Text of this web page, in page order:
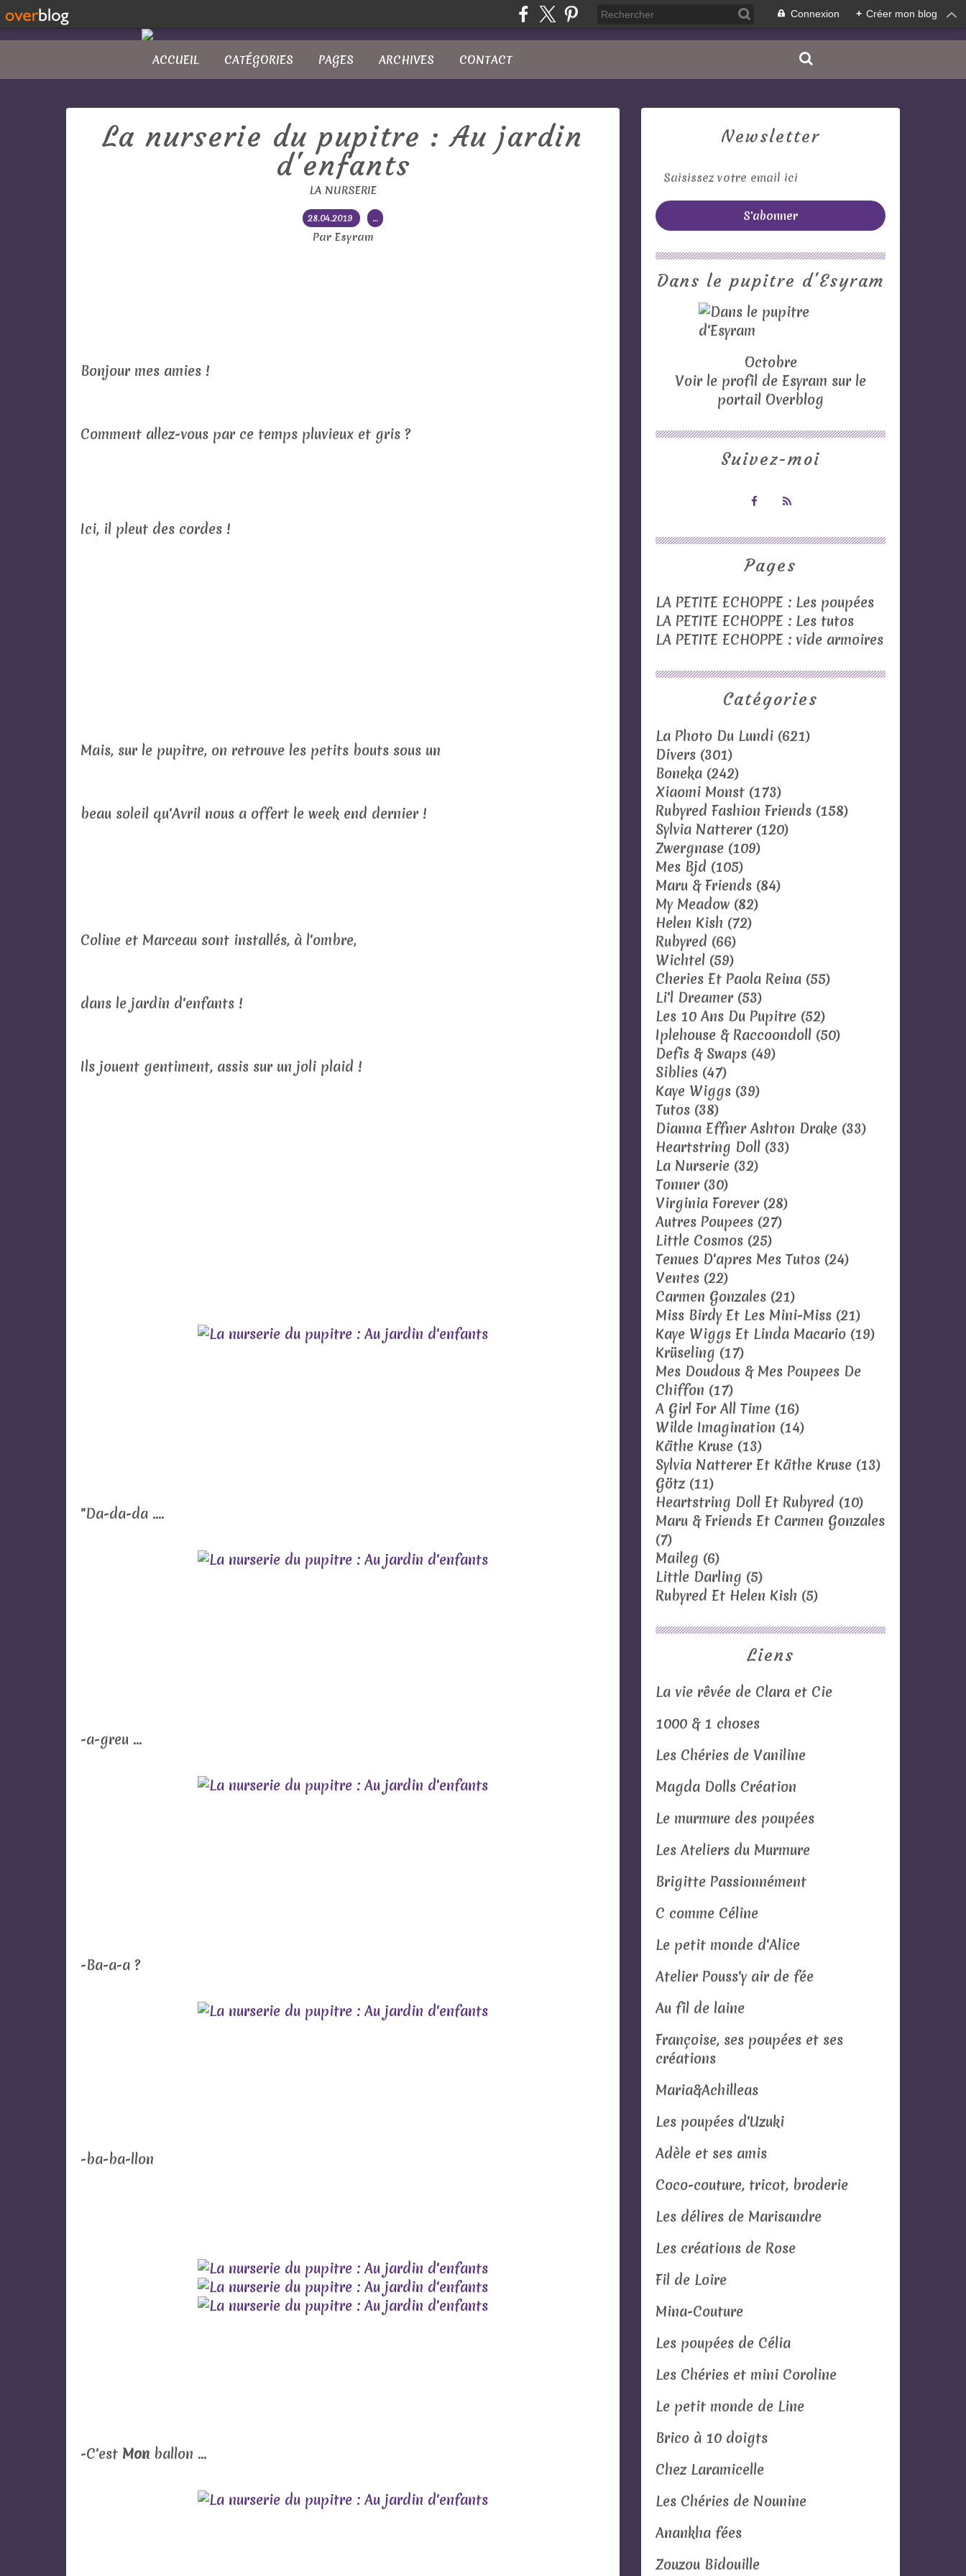
Connexion + Créer mon blog
ACCUEIL CATÉGORIES PAGES ARCHIVES CONTACT
La nurserie du pupitre : Au jardin
d'enfants
LA NURSERIE
28.04.2019 …
Par Esyram
Bonjour mes amies !
Comment allez-vous par ce temps pluvieux et gris ?
Ici, il pleut des cordes !
Mais, sur le pupitre, on retrouve les petits bouts sous un
beau soleil qu'Avril nous a offert le week end dernier !
Coline et Marceau sont installés, à l'ombre,
dans le jardin d'enfants !
Ils jouent gentiment, assis sur un joli plaid !
"Da-da-da ....
-a-greu ...
-Ba-a-a ?
-ba-ba-llon
-C'est Monballon ...
Newsletter
Catégories
La Photo Du Lundi (621)
Divers (301)
Boneka (242)
Xiaomi Monst (173)
Rubyred Fashion Friends (158)
Sylvia Natterer(120)
Zwergnase (109)
Mes Bjd (105)
Maru & Friends (84)
My Meadow (82)
Helen Kish (72)
Rubyred (66)
Wichtel (59)
Cheries Et Paola Reina (55)
Li'l Dreamer(53)
Les 10 Ans Du Pupitre (52)
Iplehouse & Raccoondoll (50)
Defis & Swaps (49)
Siblies (47)
Kaye Wiggs (39)
Tutos (38)
Dianna Effner Ashton Drake (33)
Heartstring Doll (33)
La Nurserie (32)
Tonner(30)
Virginia Forever(28)
Autres Poupees (27)
Little Cosmos (25)
Tenues D'apres Mes Tutos (24)
Ventes (22)
Carmen Gonzales (21)
Miss Birdy Et Les Mini-Miss (21)
Kaye Wiggs Et Linda Macario (19)
Krüseling (17)
Mes Doudous & Mes Poupees De
Chiffon (17)
A Girl For All Time (16)
Wilde Imagination (14)
Käthe Kruse (13)
Sylvia Natterer Et Käthe Kruse (13)
Götz (11)
Heartstring Doll Et Rubyred (10)
Maru & Friends Et Carmen Gonzales
(7)
Maileg (6)
Little Darling (5)
Rubyred Et Helen Kish (5)
Pages
LA PETITE ECHOPPE : Les poupées
LA PETITE ECHOPPE : Les tutos
LA PETITE ECHOPPE : vide armoires
Dans le pupitre d'Esyram
Octobre
Voir le profil de Esyram sur le
portail Overblog
Suivez-moi
Liens
La vie rêvée de Clara et Cie
1000 & 1 choses
Les Chéries de Vaniline
Magda Dolls Création
Le murmure des poupées
Les Ateliers du Murmure
Brigitte Passionnément
C comme Céline
Le petit monde d'Alice
Atelier Pouss'y air de fée
Au fil de laine
Françoise, ses poupées et ses
créations
Maria&Achilleas
Les poupées d'Uzuki
Adèle et ses amis
Coco-couture, tricot, broderie
Les délires de Marisandre
Les créations de Rose
Fil de Loire
Mina-Couture
Les poupées de Célia
Les Chéries et mini Coroline
Le petit monde de Line
Brico à 10 doigts
Chez Laramicelle
Les Chéries de Nounine
Anankha fées
Zouzou Bidouille